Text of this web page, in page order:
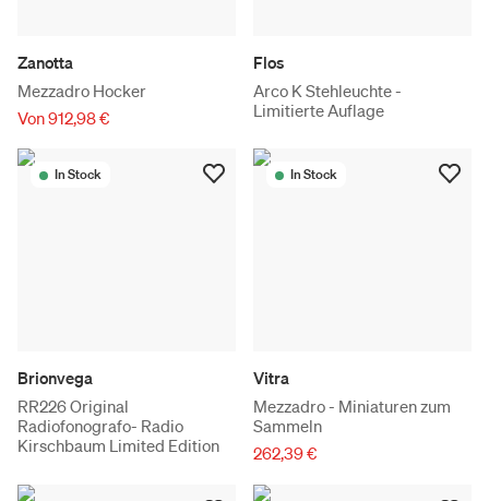
Zanotta
Mezzadro Hocker
Von 912,98 €
Flos
Arco K Stehleuchte -
Limitierte Auflage
In Stock
Brionvega
RR226 Original
Radiofonografo- Radio
Kirschbaum Limited Edition
In Stock
Vitra
Mezzadro - Miniaturen zum
Sammeln
262,39 €